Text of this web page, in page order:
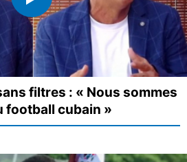
filtres : « Nous sommes
football cubain »